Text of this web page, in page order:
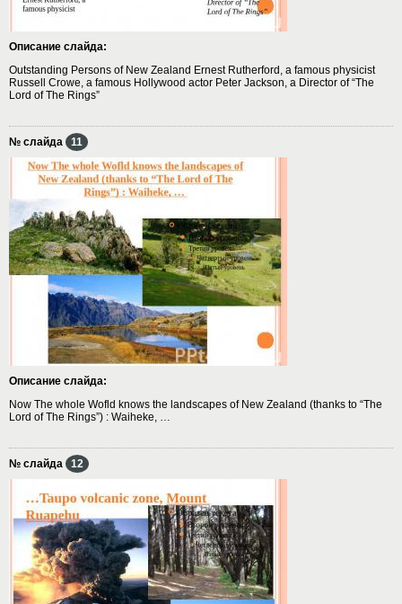
Описание слайда:
Outstanding Persons of New Zealand Ernest Rutherford, a famous physicist
Russell Crowe, a famous Hollywood actor Peter Jackson, a Director of “The
Lord of The Rings”
№ слайда 11
Описание слайда:
Now The whole Wofld knows the landscapes of New Zealand (thanks to “The
Lord of The Rings”) : Waiheke, …
№ слайда 12